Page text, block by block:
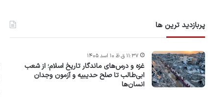
پربازدید ترین ها
غزه و درس‌های ماندگار تاریخ اسلام؛ از شعب
ابی‌طالب تا صلح حدیبیه و آزمون وجدان
انسان‌ها
۱۱:۳۷ ق.ظ ۱۰ اسد ۱۴۰۵